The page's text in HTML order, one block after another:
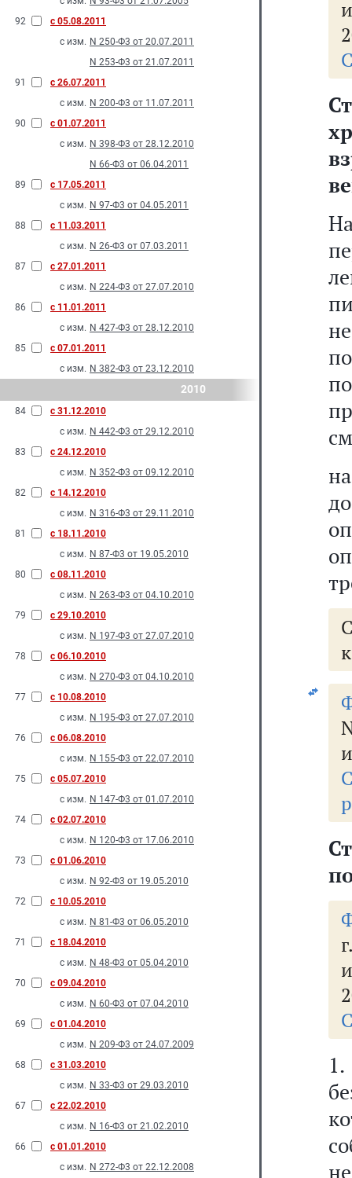
92
с 05.08.2011
с изм. N 250-Ф3 от 20.07.2011
N 253-Ф3 от 21.07.2011
91
с 26.07.2011
с изм. N 200-Ф3 от 11.07.2011
90
с 01.07.2011
с изм. N 398-Ф3 от 28.12.2010
N 66-Ф3 от 06.04.2011
89
с 17.05.2011
с изм. N 97-Ф3 от 04.05.2011
88
с 11.03.2011
с изм. N 26-Ф3 от 07.03.2011
87
с 27.01.2011
с изм. N 224-Ф3 от 27.07.2010
86
с 11.01.2011
с изм. N 427-Ф3 от 28.12.2010
85
с 07.01.2011
с изм. N 382-Ф3 от 23.12.2010
2010
84
с 31.12.2010
с изм. N 442-Ф3 от 29.12.2010
83
с 24.12.2010
с изм. N 352-Ф3 от 09.12.2010
82
с 14.12.2010
с изм. N 316-Ф3 от 29.11.2010
81
с 18.11.2010
с изм. N 87-Ф3 от 19.05.2010
80
с 08.11.2010
с изм. N 263-Ф3 от 04.10.2010
79
с 29.10.2010
с изм. N 197-Ф3 от 27.07.2010
78
с 06.10.2010
с изм. N 270-Ф3 от 04.10.2010
77
с 10.08.2010
с изм. N 195-Ф3 от 27.07.2010
76
с 06.08.2010
с изм. N 155-Ф3 от 22.07.2010
75
с 05.07.2010
с изм. N 147-Ф3 от 01.07.2010
74
с 02.07.2010
с изм. N 120-Ф3 от 17.06.2010
73
с 01.06.2010
с изм. N 92-Ф3 от 19.05.2010
72
с 10.05.2010
с изм. N 81-Ф3 от 06.05.2010
71
с 18.04.2010
с изм. N 48-Ф3 от 05.04.2010
70
с 09.04.2010
с изм. N 60-Ф3 от 07.04.2010
69
с 01.04.2010
с изм. N 209-Ф3 от 24.07.2009
68
с 31.03.2010
с изм. N 33-Ф3 от 29.03.2010
67
с 22.02.2010
с изм. N 16-Ф3 от 21.02.2010
66
с 01.01.2010
с изм. N 272-Ф3 от 22.12.2008